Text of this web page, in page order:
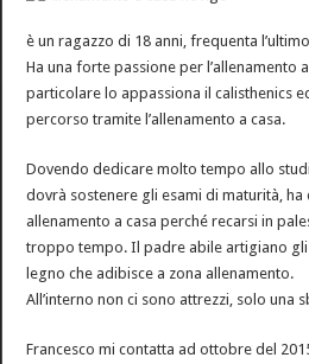
è un ragazzo di 18 anni, frequenta
Ha una forte passione per l’allenamento
particolare lo appassiona il calisthenics
percorso tramite l’allenamento a casa.
Dovendo dedicare molto tempo allo
dovrà sostenere gli esami di maturità,
allenamento a casa perché recarsi in
troppo tempo. Il padre abile artigiano gli
legno che adibisce a zona allenamento.
All’interno non ci sono attrezzi, solo una
Francesco mi contatta ad ottobre del